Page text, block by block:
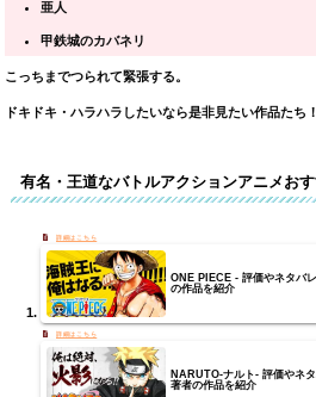
亜人
甲鉄城のカバネリ
こっちまでつられて緊張する。
ドキドキ・ハラハラしたいなら是非見たい作品たち！
有名・王道なバトルアクションアニメお
ONE PIECE - 評価やネタバ
の作品を紹介
NARUTO-ナルト- 評価やネ
著者の作品を紹介